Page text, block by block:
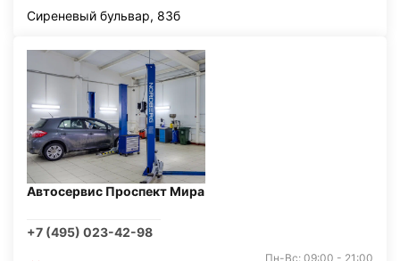
Сиреневый бульвар, 83б
Автосервис Проспект Мира
+7 (495) 023-42-98
Пн-Вс: 09:00 - 21:00